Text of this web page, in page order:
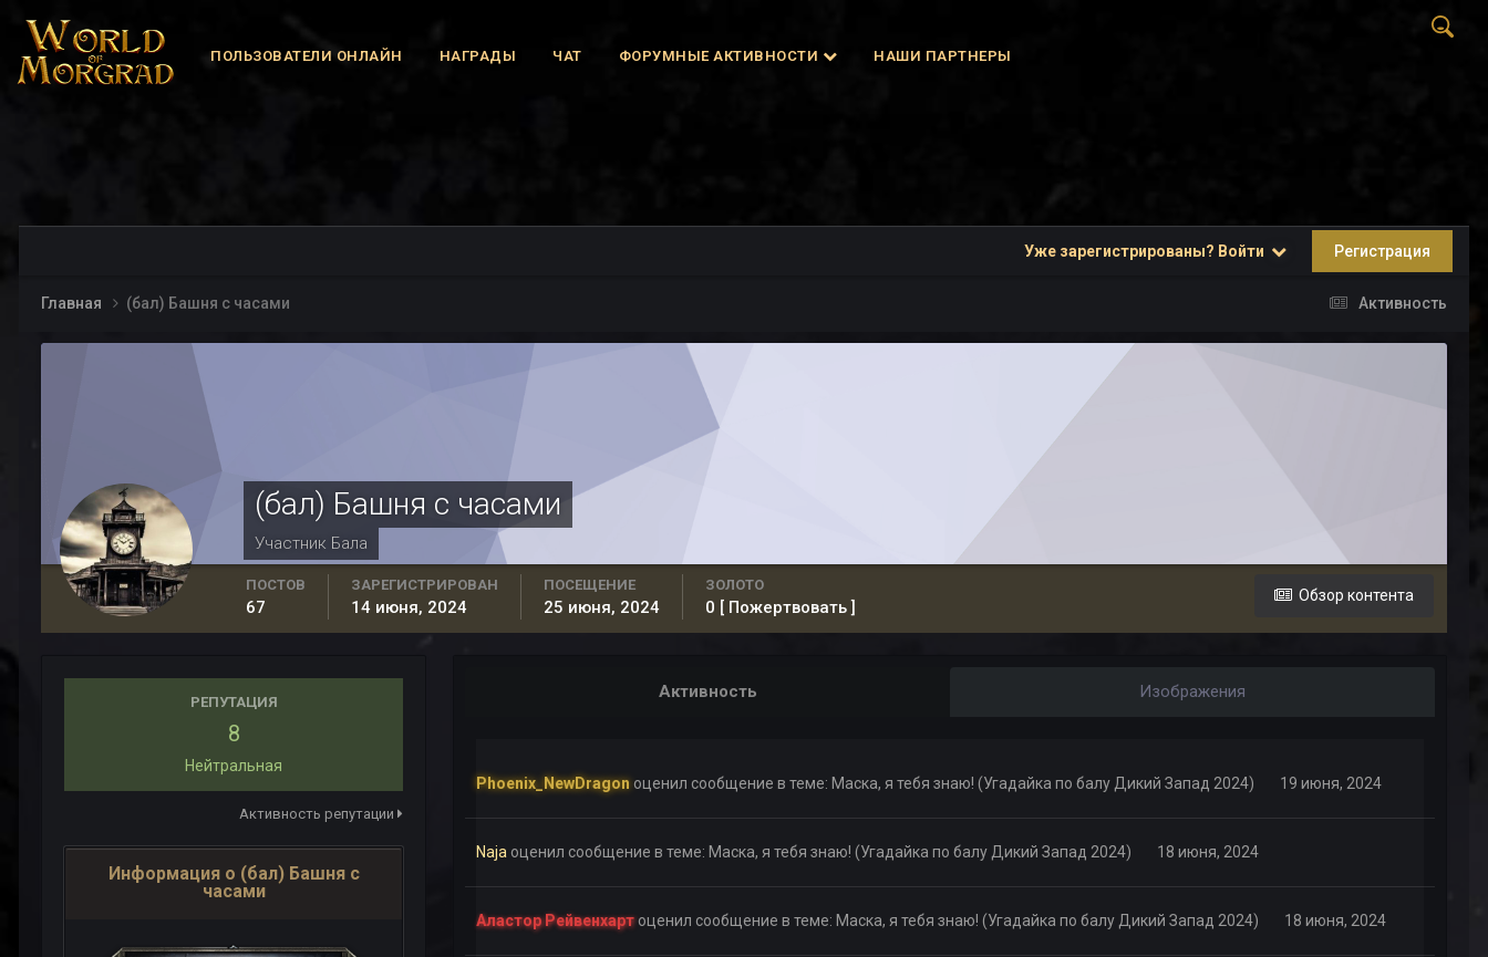
ПОЛЬЗОВАТЕЛИ ОНЛАЙН НАГРАДЫ ЧАТ ФОРУМНЫЕ АКТИВНОСТИ НАШИ ПАРТНЕРЫ
Уже зарегистрированы? Войти Регистрация
Активность
Главная (бал) Башня с часами
(бал) Башня с часами
Участник Бала
Обзор контента
ПОСТОВ
67
ЗАРЕГИСТРИРОВАН
14 июня, 2024
ПОСЕЩЕНИЕ
25 июня, 2024
ЗОЛОТО
0 [ Пожертвовать ]
РЕПУТАЦИЯ
8
Нейтральная
Активность репутации
Информация о (бал) Башня с
часами
Активность Изображения
Phoenix_NewDragon оценил сообщение в теме: Маска, я тебя знаю! (Угадайка по балу Дикий Запад 2024) 19 июня, 2024
Naja оценил сообщение в теме: Маска, я тебя знаю! (Угадайка по балу Дикий Запад 2024) 18 июня, 2024
Аластор Рейвенхартоценил сообщение в теме: Маска, я тебя знаю! (Угадайка по балу Дикий Запад 2024) 18 июня, 2024